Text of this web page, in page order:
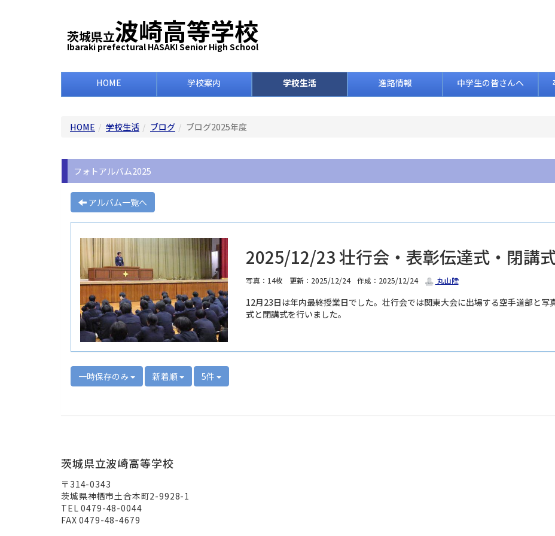
茨城県立波崎高等学校
Ibaraki prefectural HASAKI Senior High School
HOME 学校案内 学校生活 進路情報 中学生の皆さんへ
HOME 学校生活 ブログ ブログ2025年度
フォトアルバム2025
アルバム一覧へ
2025/12/23 壮行会・表彰伝達式・閉講
写真：14枚 更新：2025/12/24 作成：2025/12/24 丸山陸
12月23日は年内最終授業日でした。壮行会では関東大会に出場する空手道部と
式と閉講式を行いました。
一時保存のみ 新着順 5件
茨城県立波崎高等学校
〒314-0343
茨城県神栖市土合本町2-9928-1
TEL 0479-48-0044
FAX 0479-48-4679